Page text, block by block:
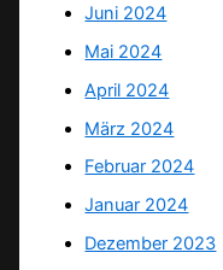
Juni 2024
Mai 2024
April 2024
März 2024
Februar 2024
Januar 2024
Dezember 2023